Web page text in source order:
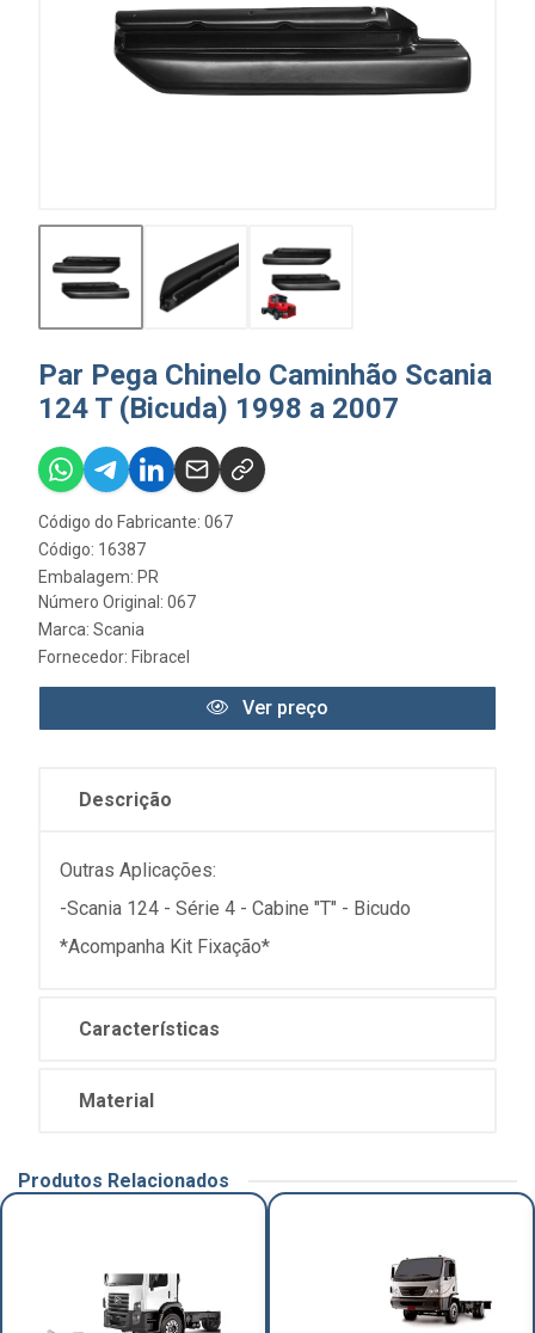
Par Pega Chinelo Caminhão Scania
124 T (Bicuda) 1998 a 2007
Código do Fabricante: 067
Código: 16387
Embalagem: PR
Número Original: 067
Marca: Scania
Fornecedor: Fibracel
Ver preço
Descrição
Outras Aplicações:
-Scania 124 - Série 4 - Cabine "T" - Bicudo
*Acompanha Kit Fixação*
Características
Material
Produtos Relacionados